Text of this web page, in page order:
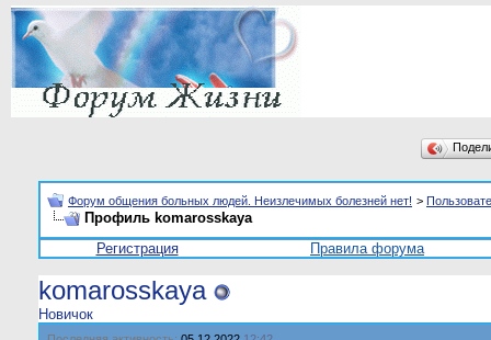
Форум общения больных людей. Неизлечимых болезней нет! >
Профиль komarosskaya
Регистрация
Правила форума
komarosskaya
Новичок